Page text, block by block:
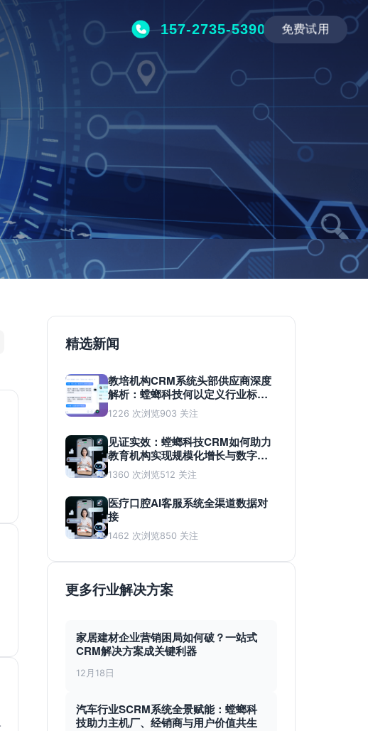
157-2735-5390 免费试用
精选新闻
教培机构CRM系统头部供应商深度
解析：螳螂科技何以定义行业标
准？
1226 次浏览903 关注
见证实效：螳螂科技CRM如何助力
教育机构实现规模化增长与数字化
蜕变
1360 次浏览512 关注
医疗口腔AI客服系统全渠道数据对
接
1462 次浏览850 关注
更多行业解决方案
家居建材企业营销困局如何破？一站式
CRM解决方案成关键利器
12月18日
汽车行业SCRM系统全景赋能：螳螂科
技助力主机厂、经销商与用户价值共生